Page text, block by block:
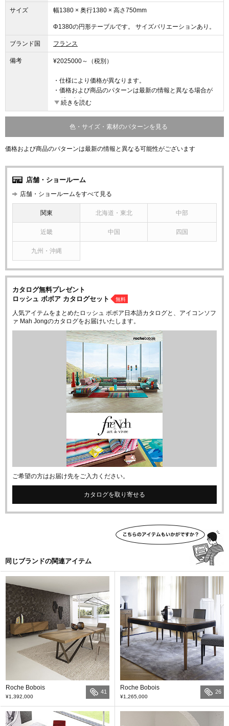
サイズ 幅1380 × 奥行1380 × 高さ750mm
Φ1380の円形テーブルです。 サイズバリエーションあり。
ブランド国 フランス
備考 ¥2025000～（税別）
・仕様により価格が異なります。
・価格および商品のパターンは最新の情報と異なる場合が
ございます。
・詳細は店舗にお問い合わせください。
続きを読む
色・サイズ・素材のパターンを見る
価格および商品のパターンは最新の情報と異なる可能性がございます
店舗・ショールーム
店舗・ショールームをすべて見る
関東 北海道・東北 中部
近畿 中国 四国
九州・沖縄
カタログ無料プレゼント
ロッシュ ボボア カタログセット
無料
人気アイテムをまとめたロッシュ ボボア日本語カタログと、アイコンソフ
ァ Mah Jongのカタログをお届けいたします。
ご希望の方はお届け先をご入力ください。
カタログを取り寄せる
同じブランドの関連アイテム
Roche Bobois
¥1,392,000
41
Roche Bobois
¥1,265,000
26